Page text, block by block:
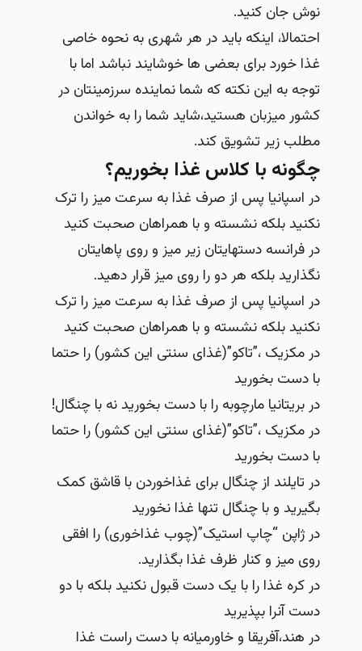
نوش جان کنید.
احتمالا، اینکه باید در هر شهری به نحوه خاصی
غذا خورد برای بعضی ها خوشایند نباشد اما با
توجه به این نکته که شما نماینده سرزمینتان در
کشور میزبان هستید،شاید شما را به خواندن
مطلب زیر تشویق کند.
چگونه با کلاس غذا بخوریم؟
در اسپانیا پس از صرف غذا به سرعت میز را ترک
نکنید بلکه نشسته و با همراهان صحبت کنید
در فرانسه دستهایتان زیر میز و روی پاهایتان
نگذارید بلکه هر دو را روی میز قرار دهید.
در اسپانیا پس از صرف غذا به سرعت میز را ترک
نکنید بلکه نشسته و با همراهان صحبت کنید
در مکزیک ،”تاکو”(غذای سنتی این کشور) را حتما
با دست بخورید
در بریتانیا مارچوبه را با دست بخورید نه با چنگال!
در مکزیک ،”تاکو”(غذای سنتی این کشور) را حتما
با دست بخورید
در تایلند از چنگال برای غذاخوردن با قاشق کمک
بگیرید و با چنگال تنها غذا نخورید
در ژاپن “چاپ استیک”(چوب غذاخوری) را افقی
روی میز و کنار ظرف غذا بگذارید.
در کره غذا را با یک دست قبول نکنید بلکه با دو
دست آنرا بپذیرید
در هند،آفریقا و خاورمیانه با دست راست غذا